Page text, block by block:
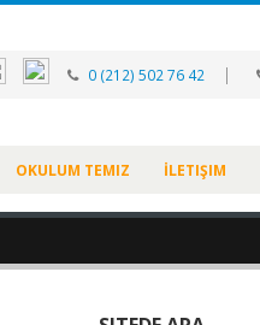
0 (212) 502 76 42 |
OKULUM TEMIZ İLETIŞIM